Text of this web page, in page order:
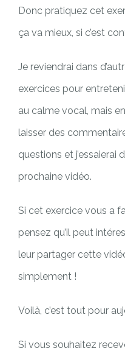
Donc pratiquez cet
ça va mieux, si c’est
Je reviendrai dans
exercices pour
au calme vocal, mais
laisser des
questions et j’essaierai
prochaine vidéo.
Si cet exercice vous a
pensez qu’il peut
leur partager cette
simplement !
Voilà, c’est tout pour
Si vous souhaitez